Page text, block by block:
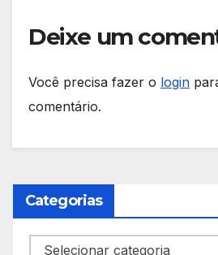
Deixe um
Você precisa fazer o login
comentário.
Categorias
Categorias